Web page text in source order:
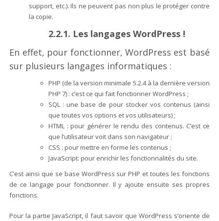
support, etc.). Ils ne peuvent pas non plus le protéger contre
la copie.
2.2.1. Les langages WordPress !
En effet, pour fonctionner, WordPress est basé
sur plusieurs langages informatiques :
PHP (de la version minimale 5.2.4 à la dernière version
PHP 7) : c’est ce qui fait fonctionner WordPress ;
SQL : une base de pour stocker vos contenus (ainsi
que toutes vos options et vos utilisateurs) ;
HTML : pour générer le rendu des contenus. C’est ce
que l’utilisateur voit dans son navigateur ;
CSS : pour mettre en forme les contenus ;
JavaScript: pour enrichir les fonctionnalités du site.
C’est ainsi que se base WordPress sur PHP et toutes les fonctions
de ce langage pour fonctionner. Il y ajoute ensuite ses propres
fonctions.
Pour la partie JavaScript, il faut savoir que WordPress s’oriente de